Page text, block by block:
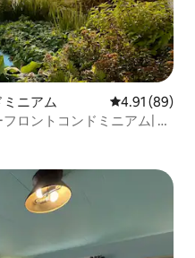
ニアム レビュー89
4.91 (89)
ロントコンドミニアム| 4